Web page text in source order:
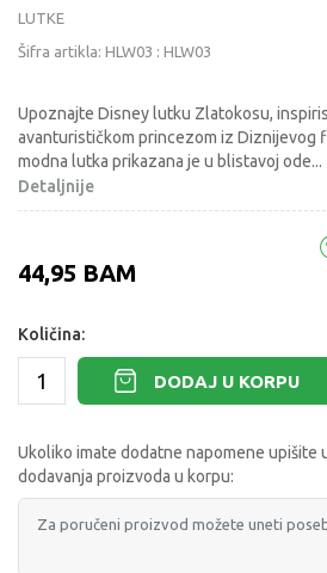
LUTKE
Šifra artikla: HLW03 : HLW03
Upoznajte Disney lutku Zlatokosu,
avanturističkom princezom iz Diznijevog
modna lutka prikazana je u blistavoj ode...
Detaljnije
44,95 BAM
Količina:
DODAJ U KORPU
Ukoliko imate dodatne napomene upišite
dodavanja proizvoda u korpu: